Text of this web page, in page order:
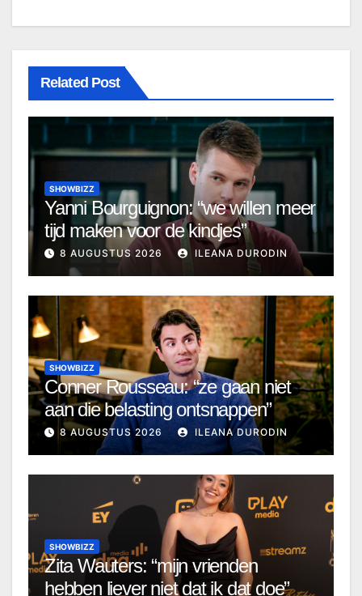
Related Post
SHOWBIZZ
Yanni Bourguignon: “we willen meer
tijd maken voor de kindjes”
8 AUGUSTUS 2026 ILEANA DURODIN
SHOWBIZZ
Conner Rousseau: “ze gaan niet
aan die belasting ontsnappen”
8 AUGUSTUS 2026 ILEANA DURODIN
SHOWBIZZ
Zita Wauters: “mijn vrienden
hebben liever niet dat ik dat doe”